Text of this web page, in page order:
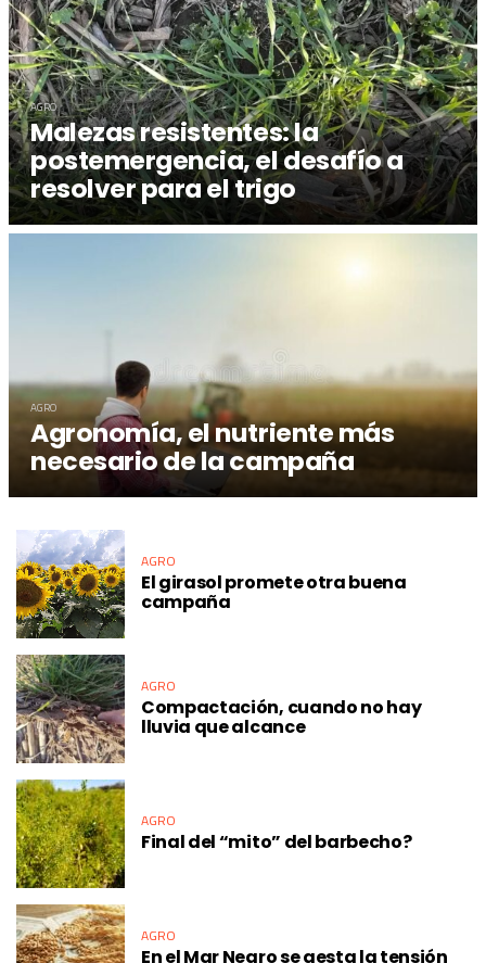
AGRO
Malezas resistentes: la
postemergencia, el desafío a
resolver para el trigo
AGRO
Agronomía, el nutriente más
necesario de la campaña
AGRO
El girasol promete otra buena
campaña
AGRO
Compactación, cuando no hay
lluvia que alcance
AGRO
Final del “mito” del barbecho?
AGRO
En el Mar Negro se gesta la tensión